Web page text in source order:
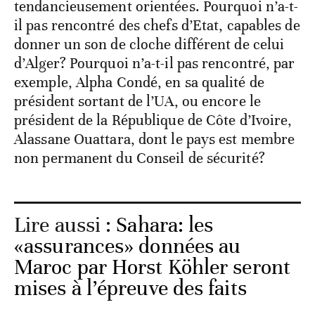
tendancieusement orientées. Pourquoi n’a-t-
il pas rencontré des chefs d’Etat, capables de
donner un son de cloche différent de celui
d’Alger? Pourquoi n’a-t-il pas rencontré, par
exemple, Alpha Condé, en sa qualité de
président sortant de l’UA, ou encore le
président de la République de Côte d’Ivoire,
Alassane Ouattara, dont le pays est membre
non permanent du Conseil de sécurité?
Lire aussi : Sahara: les
«assurances» données au
Maroc par Horst Köhler seront
mises à l’épreuve des faits